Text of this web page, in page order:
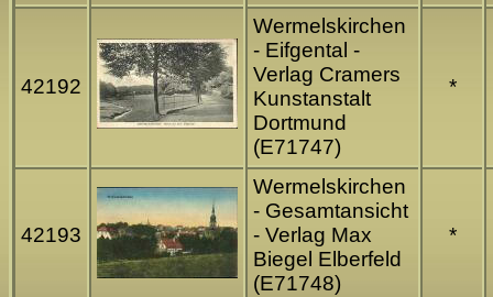
42192
Wermelskirchen
- Eifgental -
Verlag Cramers
Kunstanstalt
Dortmund
(E71747)
*
42193
Wermelskirchen
- Gesamtansicht
- Verlag Max
Biegel Elberfeld
(E71748)
*